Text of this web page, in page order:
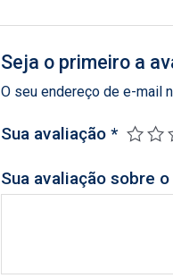
Seja o primeiro a
O seu endereço de e-mail
Sua avaliação*
Sua avaliação sobre